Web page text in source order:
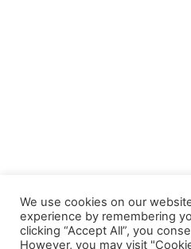
We use cookies on our
experience by remembering
clicking “Accept All”, you
However, you may visit